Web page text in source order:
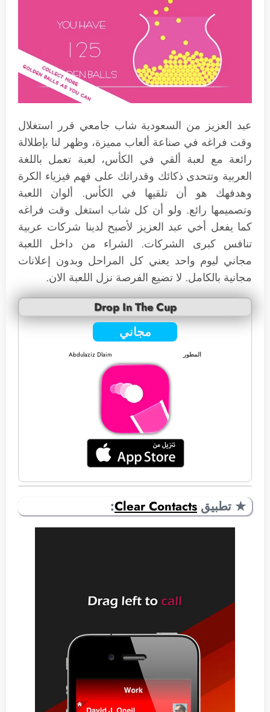
عبد العزيز من السعودية شاب جامعي قرر استغلال
وقت فراغه في صناعة ألعاب مميزة، وظهر لنا بإطلالة
رائعة مع لعبة ألقي في الكأس، لعبة تعمل باللغة
العربية وتتحدى ذكائك وقدراتك على فهم فيزياء الكرة
وهدفهك هو أن تلقيها في الكأس. ألوان اللعبة
وتصميمها رائع. ولو أن كل شاب استغل وقت فراغه
كما يفعل أخي عبد العزيز لأصبح لدينا شركات عربية
تنافس كبرى الشركات. الشراء من داخل اللعبة
مجاني ليوم واحد يعني كل المراحل وبدون إعلانات
مجانية بالكامل. لا تضيع الفرصة نزل اللعبة الان.
Drop In The Cup
مجاني
المطور Abdulaziz Dlaim
★ تطبيق Clear Contacts
: